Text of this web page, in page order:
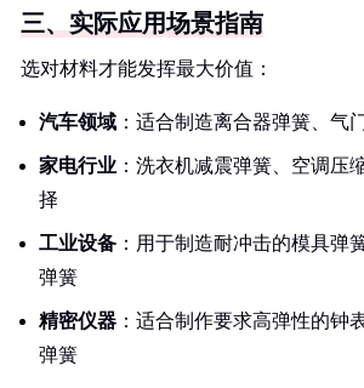
三、实际应用场景指南
选对材料才能发挥最大价值：
汽车领域 ：适合制造离合器弹簧、气
家电行业 ：洗衣机减震弹簧、空调压
择
工业设备 ：用于制造耐冲击的模具弹
弹簧
精密仪器 ：适合制作要求高弹性的钟
弹簧